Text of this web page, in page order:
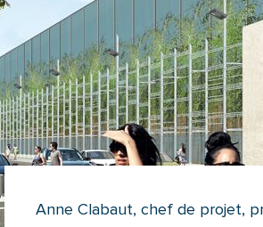
Anne Clabaut, chef de projet,